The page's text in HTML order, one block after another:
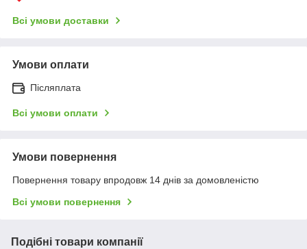
Всі умови доставки
Умови оплати
Післяплата
Всі умови оплати
Умови повернення
Повернення товару впродовж 14 днів за домовленістю
Всі умови повернення
Подібні товари компанії